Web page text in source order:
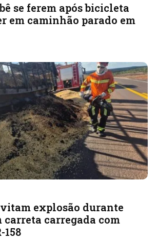
se ferem após bicicleta
em caminhão parado em
explosão durante
carreta carregada com
158